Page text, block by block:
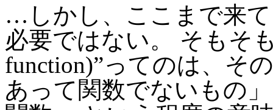
…しかし、ここまで来
必要ではない。 そもそ
function)”ってのは、そ
あって関数でないもの